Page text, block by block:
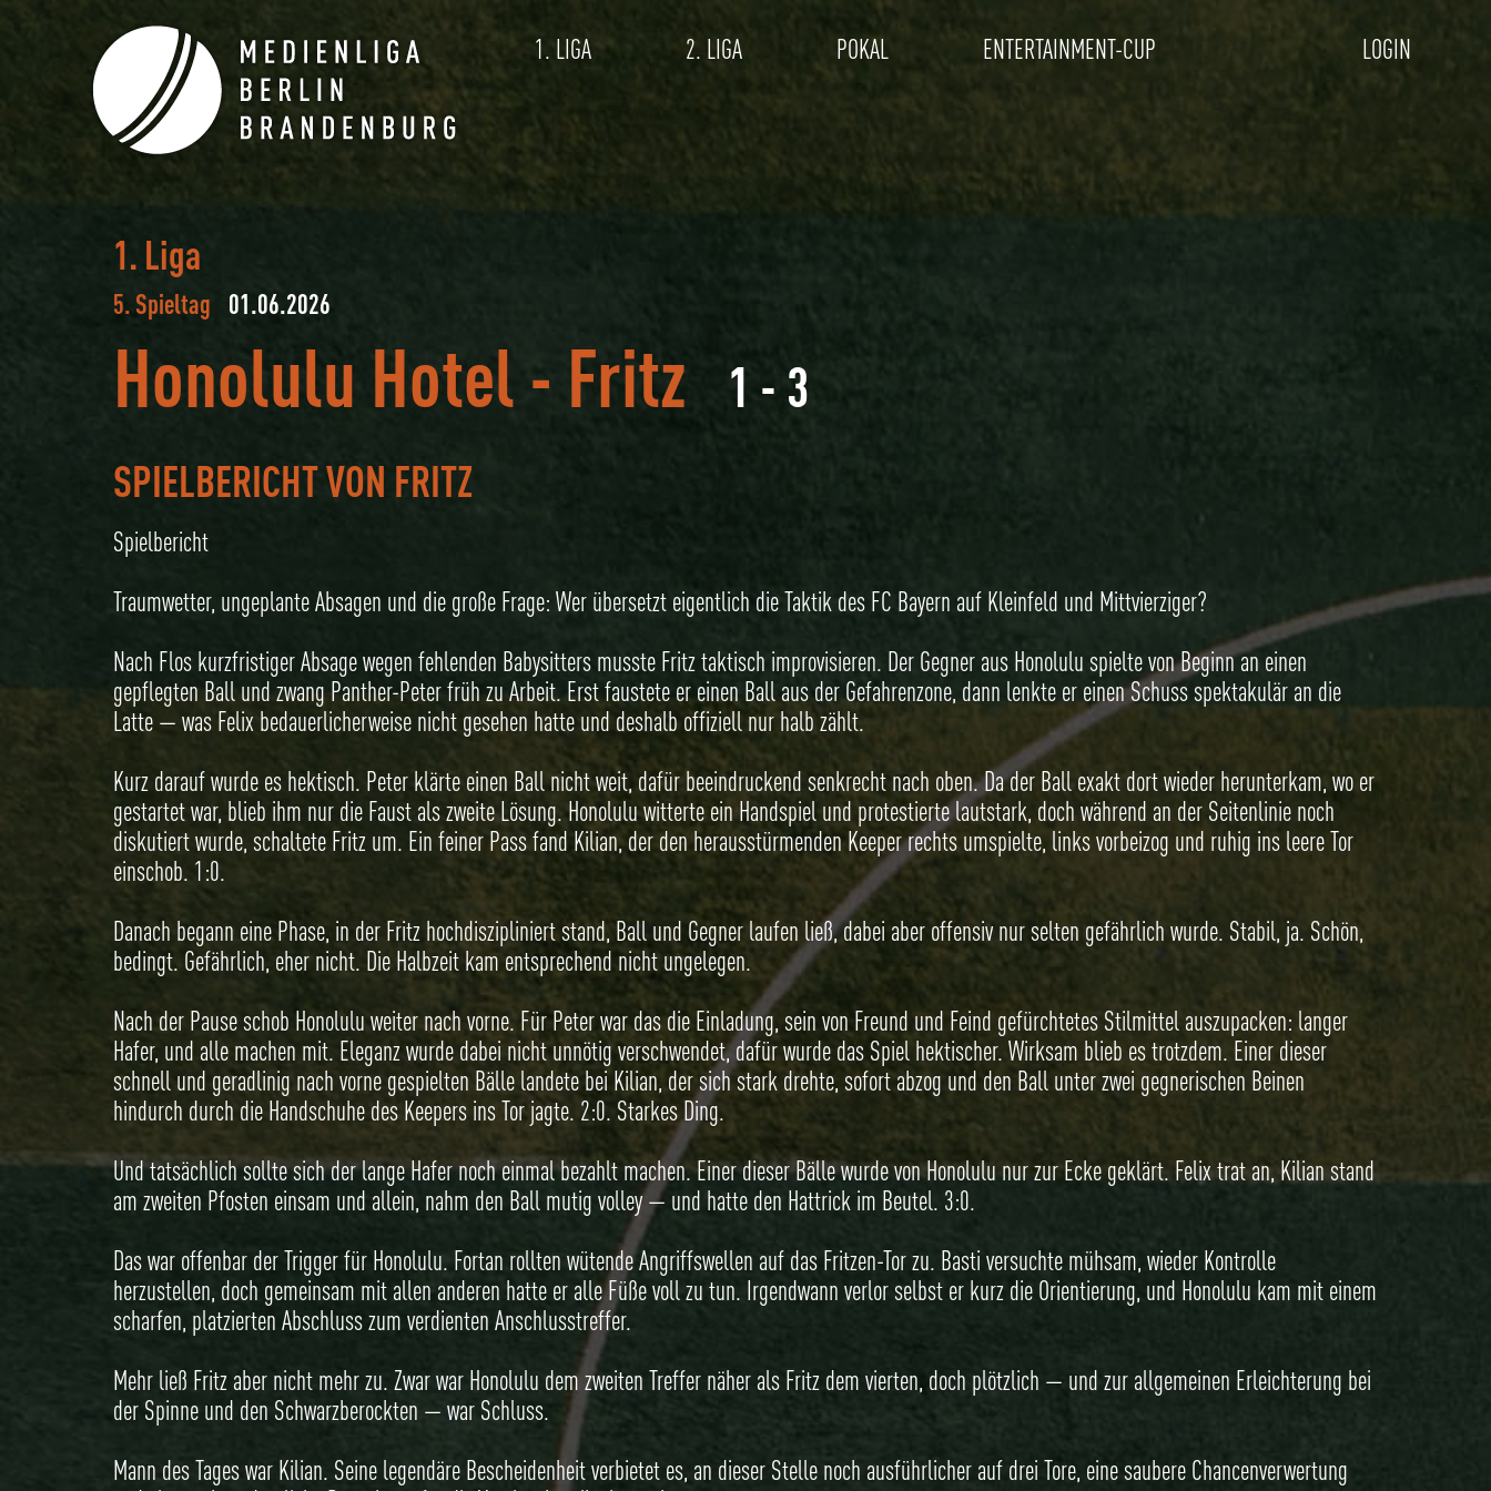
LOGIN
1. LIGA 2. LIGA POKAL ENTERTAINMENT-CUP
1. Liga
5. Spieltag 01.06.2026
Honolulu Hotel - Fritz 1 - 3
SPIELBERICHT VON FRITZ
Spielbericht
Traumwetter, ungeplante Absagen und die große Frage: Wer übersetzt eigentlich die Taktik des FC Bayern auf Kleinfeld und Mittvierziger?
Nach Flos kurzfristiger Absage wegen fehlenden Babysitters musste Fritz taktisch improvisieren. Der Gegner aus Honolulu spielte von Beginn an einen
gepflegten Ball und zwang Panther-Peter früh zu Arbeit. Erst faustete er einen Ball aus der Gefahrenzone, dann lenkte er einen Schuss spektakulär an die
Latte — was Felix bedauerlicherweise nicht gesehen hatte und deshalb offiziell nur halb zählt.
Kurz darauf wurde es hektisch. Peter klärte einen Ball nicht weit, dafür beeindruckend senkrecht nach oben. Da der Ball exakt dort wieder herunterkam, wo er
gestartet war, blieb ihm nur die Faust als zweite Lösung. Honolulu witterte ein Handspiel und protestierte lautstark, doch während an der Seitenlinie noch
diskutiert wurde, schaltete Fritz um. Ein feiner Pass fand Kilian, der den herausstürmenden Keeper rechts umspielte, links vorbeizog und ruhig ins leere Tor
einschob. 1:0.
Danach begann eine Phase, in der Fritz hochdiszipliniert stand, Ball und Gegner laufen ließ, dabei aber offensiv nur selten gefährlich wurde. Stabil, ja. Schön,
bedingt. Gefährlich, eher nicht. Die Halbzeit kam entsprechend nicht ungelegen.
Nach der Pause schob Honolulu weiter nach vorne. Für Peter war das die Einladung, sein von Freund und Feind gefürchtetes Stilmittel auszupacken: langer
Hafer, und alle machen mit. Eleganz wurde dabei nicht unnötig verschwendet, dafür wurde das Spiel hektischer. Wirksam blieb es trotzdem. Einer dieser
schnell und geradlinig nach vorne gespielten Bälle landete bei Kilian, der sich stark drehte, sofort abzog und den Ball unter zwei gegnerischen Beinen
hindurch durch die Handschuhe des Keepers ins Tor jagte. 2:0. Starkes Ding.
Und tatsächlich sollte sich der lange Hafer noch einmal bezahlt machen. Einer dieser Bälle wurde von Honolulu nur zur Ecke geklärt. Felix trat an, Kilian stand
am zweiten Pfosten einsam und allein, nahm den Ball mutig volley — und hatte den Hattrick im Beutel. 3:0.
Das war offenbar der Trigger für Honolulu. Fortan rollten wütende Angriffswellen auf das Fritzen-Tor zu. Basti versuchte mühsam, wieder Kontrolle
herzustellen, doch gemeinsam mit allen anderen hatte er alle Füße voll zu tun. Irgendwann verlor selbst er kurz die Orientierung, und Honolulu kam mit einem
scharfen, platzierten Abschluss zum verdienten Anschlusstreffer.
Mehr ließ Fritz aber nicht mehr zu. Zwar war Honolulu dem zweiten Treffer näher als Fritz dem vierten, doch plötzlich — und zur allgemeinen Erleichterung bei
der Spinne und den Schwarzberockten — war Schluss.
Mann des Tages war Kilian. Seine legendäre Bescheidenheit verbietet es, an dieser Stelle noch ausführlicher auf drei Tore, eine saubere Chancenverwertung